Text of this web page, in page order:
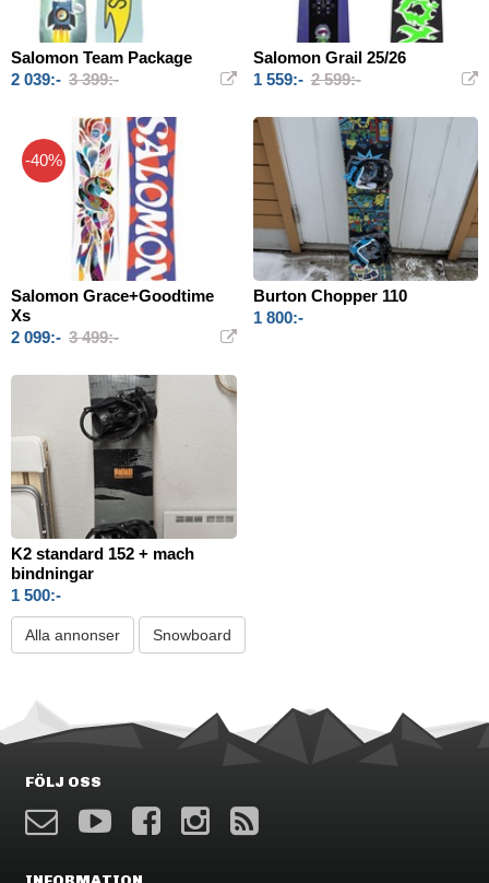
Salomon Team Package
2 039:- 3 399:-
Salomon Grail 25/26
1 559:- 2 599:-
-40%
Salomon Grace+Goodtime
Xs
2 099:- 3 499:-
Burton Chopper 110
1 800:-
K2 standard 152 + mach
bindningar
1 500:-
Alla annonser Snowboard
FÖLJ OSS